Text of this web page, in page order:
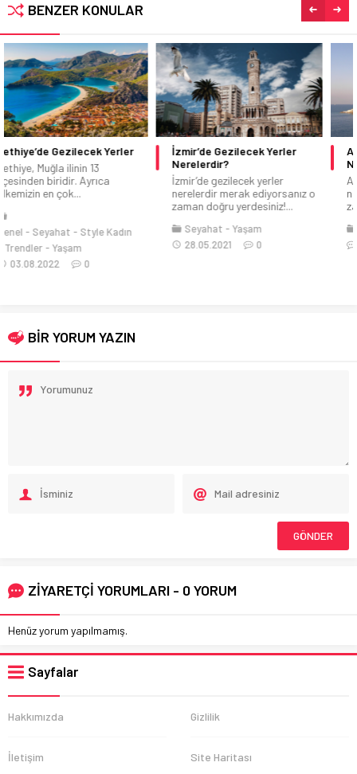
BENZER KONULAR
İzmir’de Gezilecek Yerler
Nerelerdir?
İzmir’de gezilecek yerler
nerelerdir merak ediyorsanız o
Seyahat
Yaşam
28.05.2021
Aydın’da Gezilecek Yerler
Neresidir?
Aydın’da gezilecek yerler
nerelerdir merak ediyorsanız o
zaman doğru yerdesiniz!...
Seyahat
0
BİR YORUM YAZIN
ZİYARETÇİ YORUMLARI - 0 YORUM
Henüz yorum yapılmamış.
Sayfalar
Hakkımızda Gizlilik
İletişim Site Haritası